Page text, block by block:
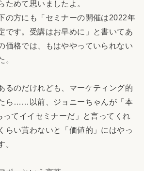
めて思いましたよ。
の方にも「セミナーの開催は2022年
です。受講はお早めに」と書いてあ
価格では、もはややっていられない
るのだけれども、マーケティング的
ら……以前、ジョニーちゃんが「本
ってイイセミナーだ」と言ってくれ
らい貰わないと「価値的」にはやっ
。